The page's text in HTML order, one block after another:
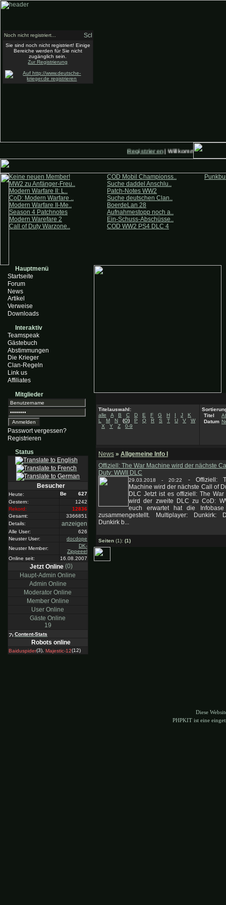
Registrieren| Willkommen auf
Keine neuen Member!
MW2 zu Anfänger-Freu..
Modern Warfare II: L..
CoD: Modern Warfare ..
Modern Warfare II-Me..
Season 4 Patchnotes
Modern Warefare 2
Call of Duty Warzone..
COD Mobil Championss..
Suche daddel Anschlu..
Patch-Notes WW2
Suche deutschen Clan..
BoerdeLan 28
Aufnahmestopp noch a..
Ein-Schuss-Abschüsse..
COD WW2 PS4 DLC 4
Hauptmenü
Startseite
Forum
News
Artikel
Verweise
Downloads
Interaktiv
Teamspeak
Gästebuch
Abstimmungen
Die Krieger
Clan-Regeln
Link us
Affiliates
Mitglieder
Passwort vergessen?
Registrieren
Status
Besucher
Heute:
627
Gestern:
1242
Rekord:
12836
Gesamt:
3366851
Details:
anzeigen
Alle User:
626
Neuster User:
docdope
Neuster Member:
DK-
Zippeeel
Online seit:
16.08.2007
Jetzt Online (0)
Haupt-Admin Online
Admin Online
Moderator Online
Member Online
User Online
Gäste Online
19
Content-Stats
Robots online
Baiduspider(3), Majestic-12(12)
Titelauswahl:
alle
A B C D E F G H I J
K
L
M N (O) P Q R S T U V
W
X
Y Z 0-9
Titel
Datum
News » Allgemeine Info I
Offiziell: The War Machine wird der nächste
Duty: WWII DLC
29.03.2018 - 20:22 - Offiziell:
Machine wird der nächste Call of
DLC Jetzt ist es offiziell: The War
wird der zweite DLC zu CoD:
euch erwartet hat die
zusammengestellt. Multiplayer: Dunkirk:
Dunkirk b...
Seiten (1): (1)
Noch nicht registriert...
Sie sind noch nicht registriert! Einige
Bereiche werden für Sie nicht
zugänglich sein.
Zur Registrierung
Diese
PHPKIT ist eine